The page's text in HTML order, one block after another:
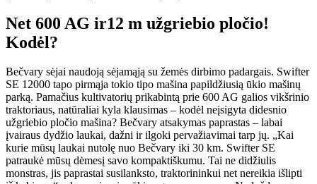
Net 600 AG ir12 m užgriebio pločio!
Kodėl?
Bečvary sėjai naudoją sėjamąją su žemės dirbimo padargais. Swifter
SE 12000 tapo pirmąja tokio tipo mašina papildžiusią ūkio mašinų
parką. Pamačius kultivatorių prikabintą prie 600 AG galios vikšrinio
traktoriaus, natūraliai kyla klausimas – kodėl neįsigyta didesnio
užgriebio pločio mašina? Bečvary atsakymas paprastas – labai
įvairaus dydžio laukai, dažni ir ilgoki pervažiavimai tarp jų. „Kai
kurie mūsų laukai nutolę nuo Bečvary iki 30 km. Swifter SE
patraukė mūsų dėmesį savo kompaktiškumu. Tai ne didžiulis
monstras, jis paprastai susilanksto, traktorininkui net nereikia išlipti